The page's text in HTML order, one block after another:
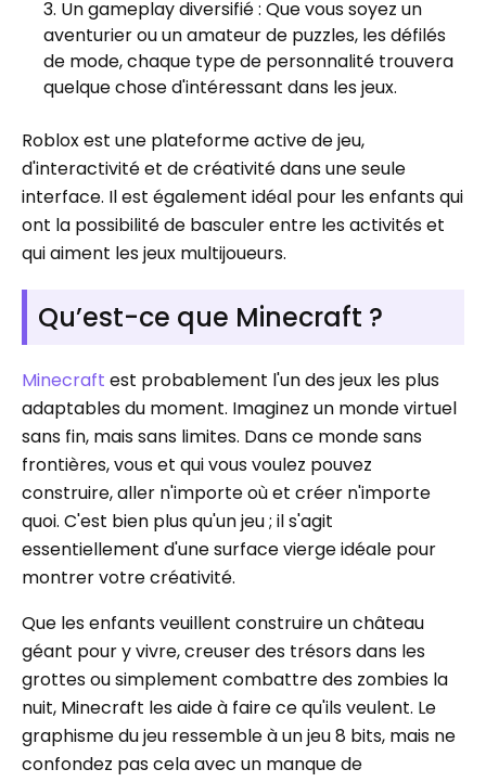
Un gameplay diversifié : Que vous soyez un
aventurier ou un amateur de puzzles, les défilés
de mode, chaque type de personnalité trouvera
quelque chose d'intéressant dans les jeux.
Roblox est une plateforme active de jeu,
d'interactivité et de créativité dans une seule
interface. Il est également idéal pour les enfants qui
ont la possibilité de basculer entre les activités et
qui aiment les jeux multijoueurs.
Qu’est-ce que Minecraft ?
Minecraft est probablement l'un des jeux les plus
adaptables du moment. Imaginez un monde virtuel
sans fin, mais sans limites. Dans ce monde sans
frontières, vous et qui vous voulez pouvez
construire, aller n'importe où et créer n'importe
quoi. C'est bien plus qu'un jeu ; il s'agit
essentiellement d'une surface vierge idéale pour
montrer votre créativité.
Que les enfants veuillent construire un château
géant pour y vivre, creuser des trésors dans les
grottes ou simplement combattre des zombies la
nuit, Minecraft les aide à faire ce qu'ils veulent. Le
graphisme du jeu ressemble à un jeu 8 bits, mais ne
confondez pas cela avec un manque de